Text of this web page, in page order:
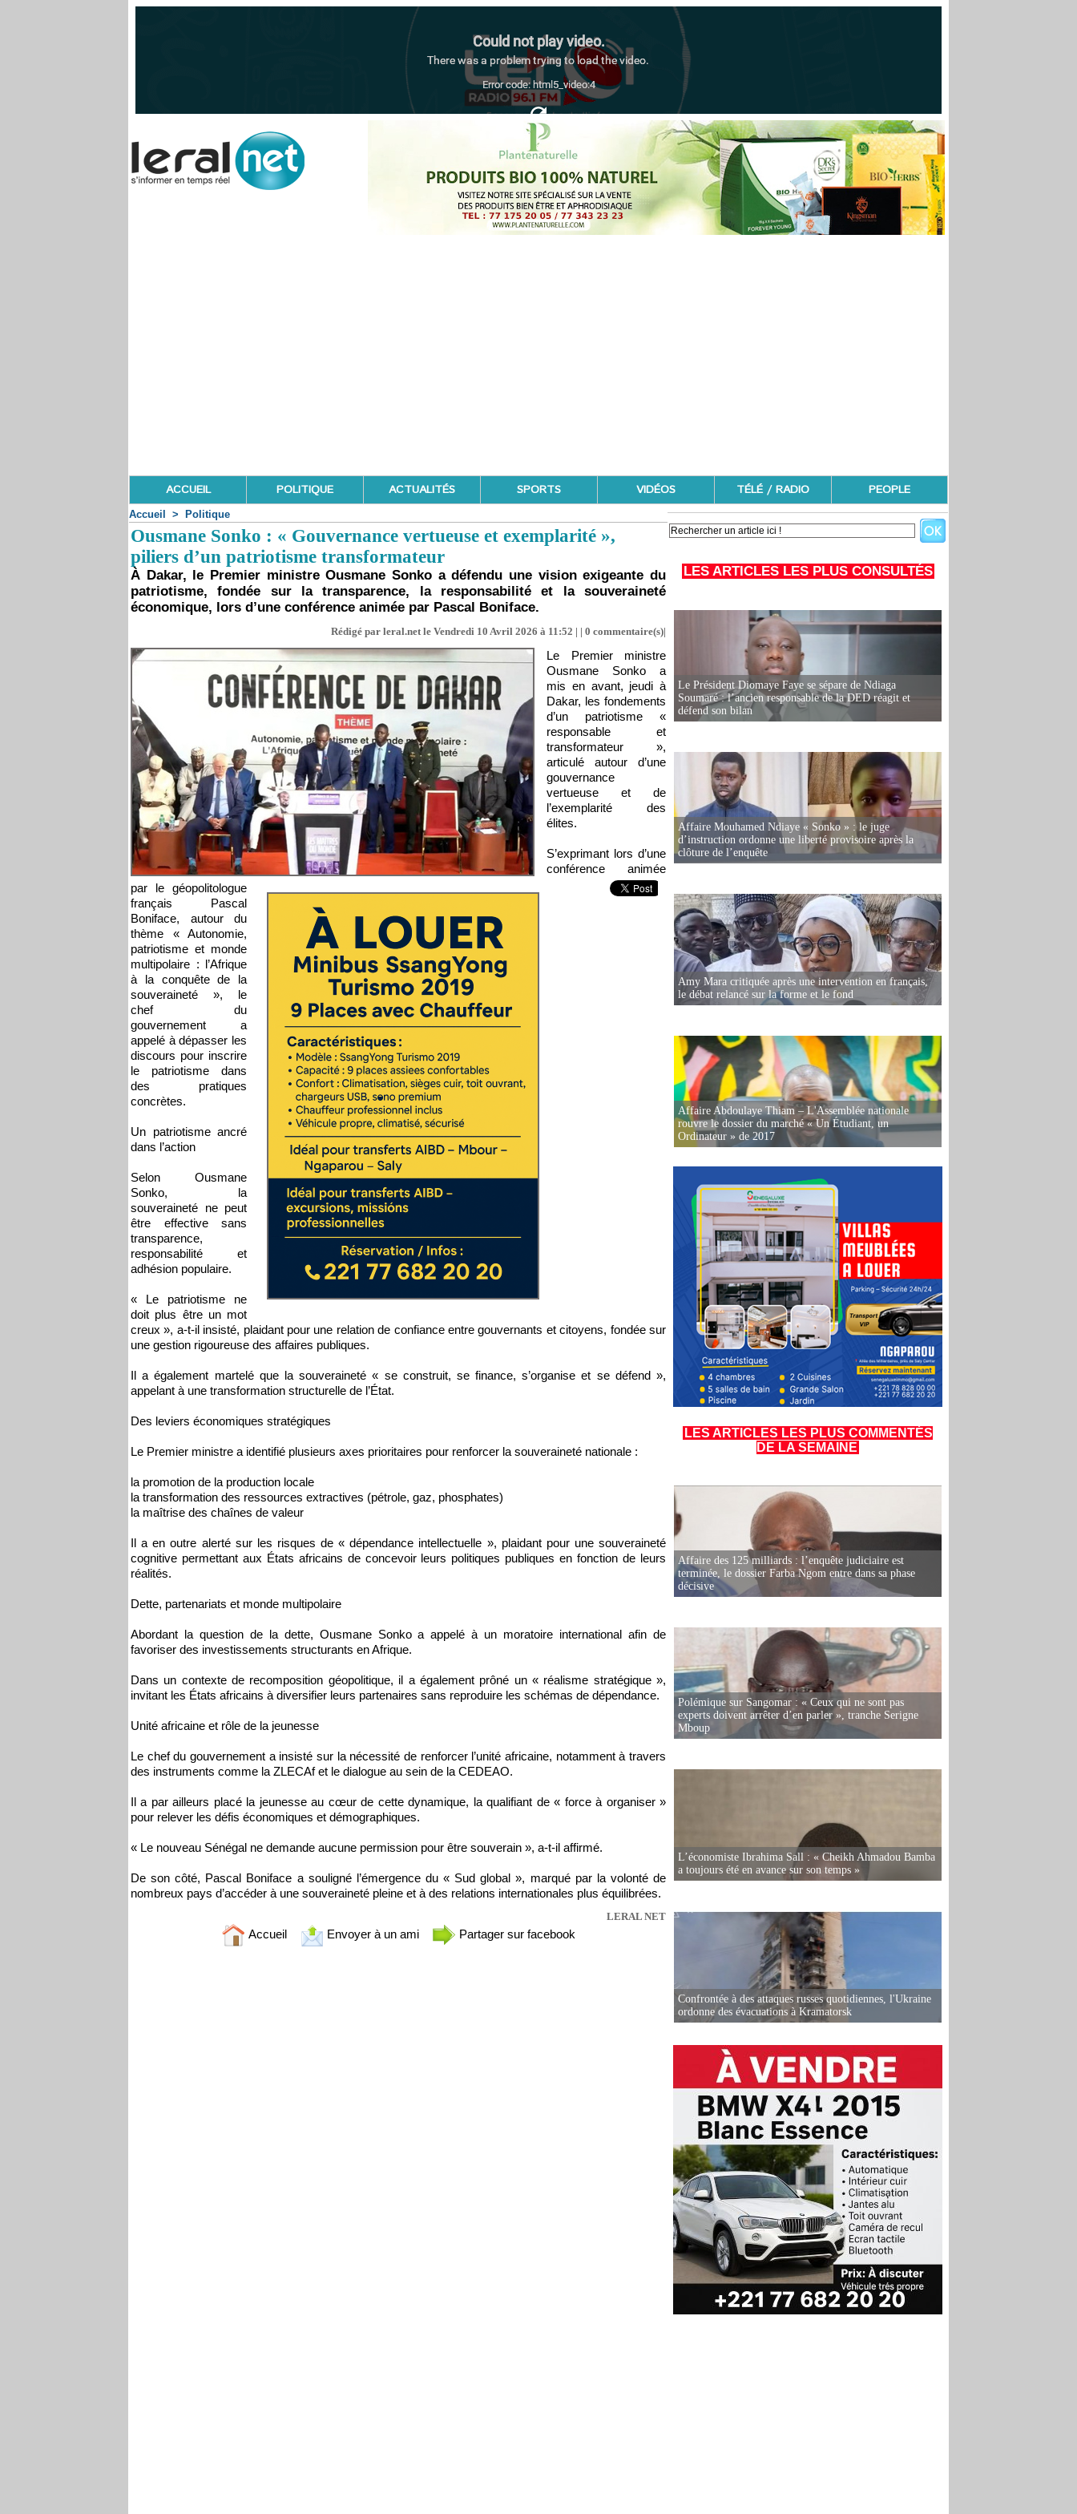
ACCUEIL POLITIQUE ACTUALITÉS SPORTS VIDÉOS TÉLÉ / RADIO PEOPLE
Accueil > Politique
Ousmane Sonko : « Gouvernance vertueuse et exemplarité »,
piliers d’un patriotisme transformateur
À Dakar, le Premier ministre Ousmane Sonko a défendu une vision exigeante du
patriotisme, fondée sur la transparence, la responsabilité et la souveraineté
économique, lors d’une conférence animée par Pascal Boniface.
Rédigé par leral.net le Vendredi 10 Avril 2026 à 11:52 | | 0 commentaire(s)|
Le Premier ministre
Ousmane Sonko a
mis en avant, jeudi à
Dakar, les fondements
d’un patriotisme «
responsable et
transformateur »,
articulé autour d’une
gouvernance
vertueuse et de
l’exemplarité des
élites.
S’exprimant lors d’une
conférence animée
par le géopolitologue
français Pascal
Boniface, autour du
thème « Autonomie,
patriotisme et monde
multipolaire : l’Afrique
à la conquête de la
souveraineté », le
chef du
gouvernement a
appelé à dépasser les
discours pour inscrire
le patriotisme dans
des pratiques
concrètes.
Un patriotisme ancré
dans l’action
Selon Ousmane
Sonko, la
souveraineté ne peut
être effective sans
transparence,
responsabilité et
adhésion populaire.
« Le patriotisme ne
doit plus être un mot
creux », a-t-il insisté, plaidant pour une relation de confiance entre gouvernants et citoyens, fondée sur
une gestion rigoureuse des affaires publiques.
Il a également martelé que la souveraineté « se construit, se finance, s’organise et se défend »,
appelant à une transformation structurelle de l’État.
Des leviers économiques stratégiques
Le Premier ministre a identifié plusieurs axes prioritaires pour renforcer la souveraineté nationale :
la promotion de la production locale
la transformation des ressources extractives (pétrole, gaz, phosphates)
la maîtrise des chaînes de valeur
Il a en outre alerté sur les risques de « dépendance intellectuelle », plaidant pour une souveraineté
cognitive permettant aux États africains de concevoir leurs politiques publiques en fonction de leurs
réalités.
Dette, partenariats et monde multipolaire
Abordant la question de la dette, Ousmane Sonko a appelé à un moratoire international afin de
favoriser des investissements structurants en Afrique.
Dans un contexte de recomposition géopolitique, il a également prôné un « réalisme stratégique »,
invitant les États africains à diversifier leurs partenaires sans reproduire les schémas de dépendance.
Unité africaine et rôle de la jeunesse
Le chef du gouvernement a insisté sur la nécessité de renforcer l’unité africaine, notamment à travers
des instruments comme la ZLECAf et le dialogue au sein de la CEDEAO.
Il a par ailleurs placé la jeunesse au cœur de cette dynamique, la qualifiant de « force à organiser »
pour relever les défis économiques et démographiques.
« Le nouveau Sénégal ne demande aucune permission pour être souverain », a-t-il affirmé.
De son côté, Pascal Boniface a souligné l’émergence du « Sud global », marqué par la volonté de
nombreux pays d’accéder à une souveraineté pleine et à des relations internationales plus équilibrées.
LERAL NET
Accueil Envoyer à un ami Partager sur facebook
LES ARTICLES LES PLUS CONSULTÉS
Le Président Diomaye Faye se sépare de Ndiaga
Soumaré : l’ancien responsable de la DED réagit et
défend son bilan
Affaire Mouhamed Ndiaye « Sonko » : le juge
d’instruction ordonne une liberté provisoire après la
clôture de l’enquête
Amy Mara critiquée après une intervention en français,
le débat relancé sur la forme et le fond
Affaire Abdoulaye Thiam – L'Assemblée nationale
rouvre le dossier du marché « Un Étudiant, un
Ordinateur » de 2017
LES ARTICLES LES PLUS COMMENTÉS
DE LA SEMAINE
Affaire des 125 milliards : l’enquête judiciaire est
terminée, le dossier Farba Ngom entre dans sa phase
décisive
Polémique sur Sangomar : « Ceux qui ne sont pas
experts doivent arrêter d’en parler », tranche Serigne
Mboup
L’économiste Ibrahima Sall : « Cheikh Ahmadou Bamba
a toujours été en avance sur son temps »
Confrontée à des attaques russes quotidiennes, l'Ukraine
ordonne des évacuations à Kramatorsk